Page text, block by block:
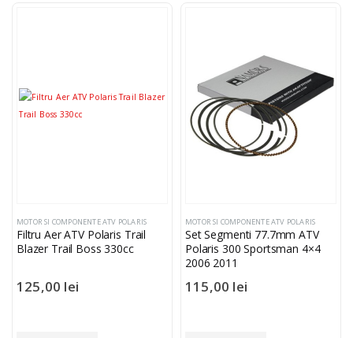
MOTOR SI COMPONENTE ATV POLARIS
Filtru Aer ATV Polaris Trail
Blazer Trail Boss 330cc
125,00 lei
MOTOR SI COMPONENTE ATV POLARIS
Set Segmenti 77.7mm ATV
Polaris 300 Sportsman 4×4
2006 2011
115,00 lei